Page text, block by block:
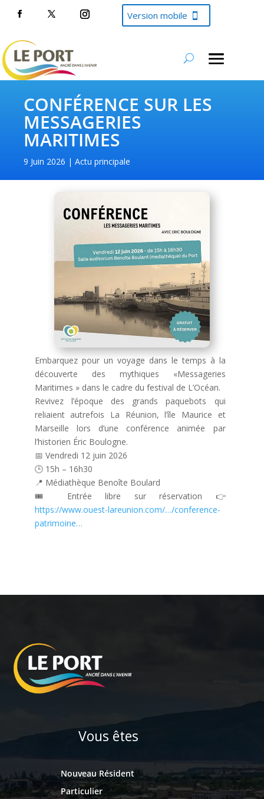
Version mobile
CONFÉRENCE SUR LES
MESSAGERIES
MARITIMES
9 Juin 2026 Actu principale
Embarquez pour un voyage dans le temps à la
découverte des mythiques «Messageries
Maritimes » dans le cadre du festival de L’Océan.
Revivez l’époque des grands paquebots qui
reliaient autrefois La Réunion, l’île Maurice et
Marseille lors d’une conférence animée par
l’historien Éric Boulogne.
📅 Vendredi 12 juin 2026
🕒 15h – 16h30
📍 Médiathèque Benoîte Boulard
🎟️ Entrée libre sur réservation 👉
https://www.ouest-lareunion.com/…/conference-
patrimoine…
Vous êtes
Nouveau Résident
Particulier